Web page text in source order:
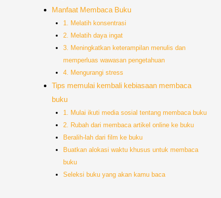
Manfaat Membaca Buku
1. Melatih konsentrasi
2. Melatih daya ingat
3. Meningkatkan keterampilan menulis dan
memperluas wawasan pengetahuan
4. Mengurangi stress
Tips memulai kembali kebiasaan membaca
buku
1. Mulai ikuti media sosial tentang membaca buku
2. Rubah dari membaca artikel online ke buku
Beralih-lah dari film ke buku
Buatkan alokasi waktu khusus untuk membaca
buku
Seleksi buku yang akan kamu baca